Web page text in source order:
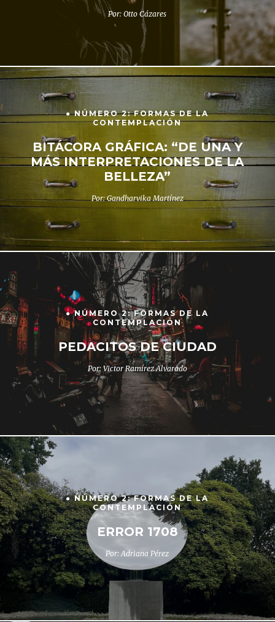
Por: Otto Cázares
● NÚMERO 2: FORMAS DE LA
CONTEMPLACIÓN
BITÁCORA GRÁFICA: “DE UNA Y
MÁS INTERPRETACIONES DE LA
BELLEZA”
Por: Gandharvika Martínez
● NÚMERO 2: FORMAS DE LA
CONTEMPLACIÓN
PEDACITOS DE CIUDAD
Por: Victor Ramírez Alvarado
● NÚMERO 2: FORMAS DE LA
CONTEMPLACIÓN
ERROR 1708
Por: Adriana Pérez